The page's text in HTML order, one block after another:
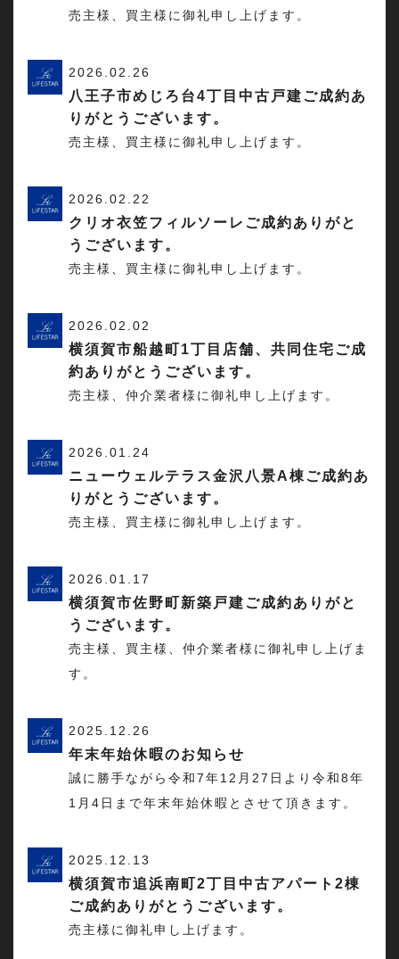
売主様、買主様に御礼申し上げます。
2026.02.26
八王子市めじろ台4丁目中古戸建ご成約あ
りがとうございます。
売主様、買主様に御礼申し上げます。
2026.02.22
クリオ衣笠フィルソーレご成約ありがと
うございます。
売主様、買主様に御礼申し上げます。
2026.02.02
横須賀市船越町1丁目店舗、共同住宅ご成
約ありがとうございます。
売主様、仲介業者様に御礼申し上げます。
2026.01.24
ニューウェルテラス金沢八景A棟ご成約あ
りがとうございます。
売主様、買主様に御礼申し上げます。
2026.01.17
横須賀市佐野町新築戸建ご成約ありがと
うございます。
売主様、買主様、仲介業者様に御礼申し上げま
す。
2025.12.26
年末年始休暇のお知らせ
誠に勝手ながら令和7年12月27日より令和8年
1月4日まで年末年始休暇とさせて頂きます。
2025.12.13
横須賀市追浜南町2丁目中古アパート2棟
ご成約ありがとうございます。
売主様に御礼申し上げます。